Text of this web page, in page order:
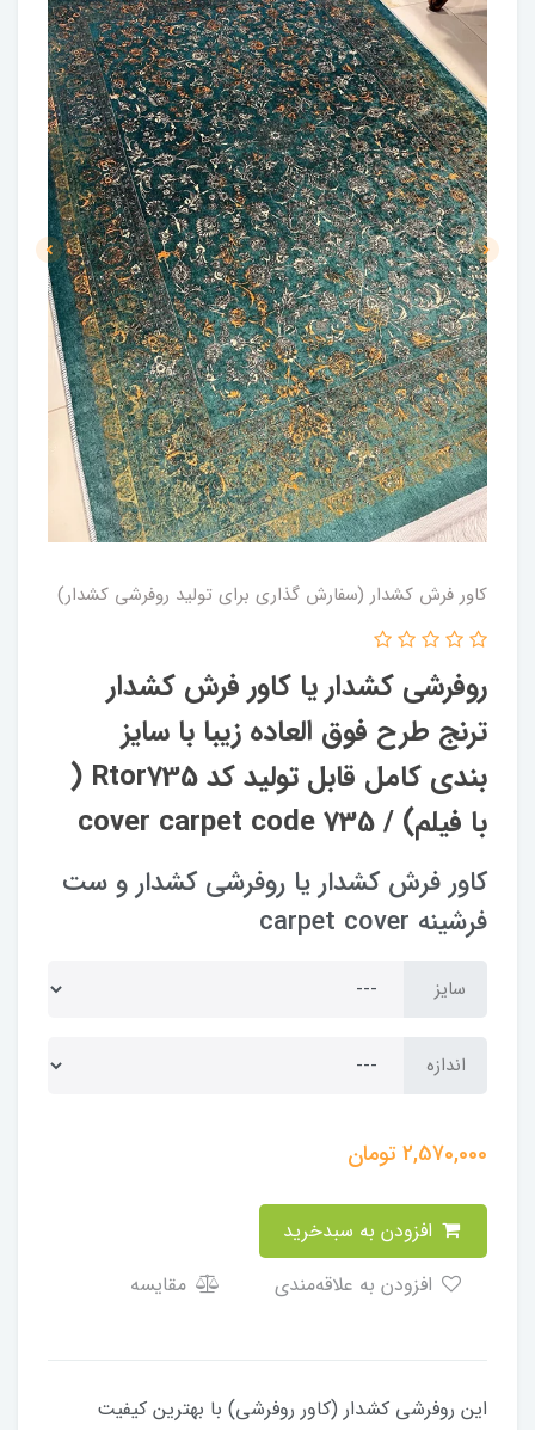
کاور فرش کشدار (سفارش گذاری برای تولید روفرشی کشدار)
روفرشی کشدار یا کاور فرش کشدار
ترنج طرح فوق العاده زیبا با سایز
بندی کامل قابل تولید کد Rtor735 (
با فیلم) / cover carpet code 735
کاور فرش کشدار یا روفرشی کشدار و ست
فرشینه carpet cover
سایز
اندازه
2,570,000تومان
مقایسه
​​​​​​​​این روفرشی کشدار (کاور روفرشی) با بهترین کیفیت